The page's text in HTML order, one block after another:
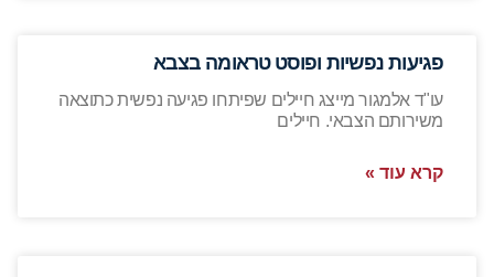
פגיעות נפשיות ופוסט טראומה בצבא
עו"ד אלמגור מייצג חיילים שפיתחו פגיעה נפשית כתוצאה
משירותם הצבאי. חיילים
קרא עוד »